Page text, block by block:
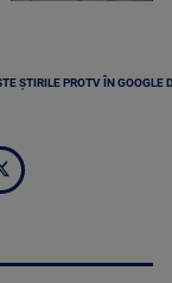
ȘTIRILE PROTV ÎN GOOGLE